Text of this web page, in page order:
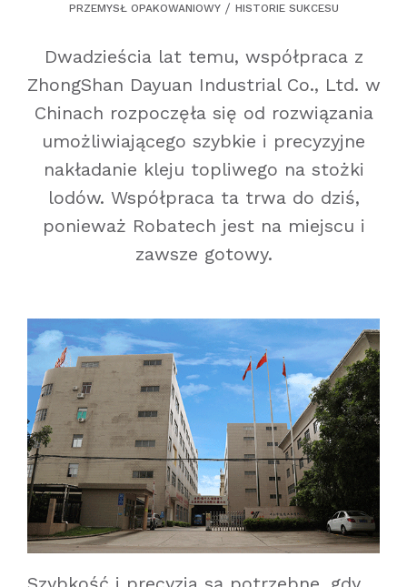
PRZEMYSŁ OPAKOWANIOWY HISTORIE SUKCESU
Dwadzieścia lat temu, współpraca z
ZhongShan Dayuan Industrial Co., Ltd. w
Chinach rozpoczęła się od rozwiązania
umożliwiającego szybkie i precyzyjne
nakładanie kleju topliwego na stożki
lodów. Współpraca ta trwa do dziś,
ponieważ Robatech jest na miejscu i
zawsze gotowy.